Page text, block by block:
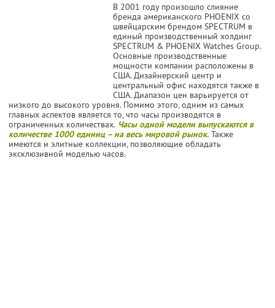
В 2001 году произошло слияние
бренда американского PHOENIX со
швейцарским брендом SPECTRUM в
единый производственный холдинг
SPECTRUM & PHOENIX Watches Group.
Основные производственные
мощности компании расположены в
США. Дизайнерский центр и
центральный офис находятся также в
США. Диапазон цен варьируется от
низкого до высокого уровня. Помимо этого, одним из самых
главных аспектов является то, что часы производятся в
ограниченных количествах. Часы одной модели выпускаются в
количестве 1000 единиц – на весь мировой рынок. Также
имеются и элитные коллекции, позволяющие обладать
эксклюзивной моделью часов.